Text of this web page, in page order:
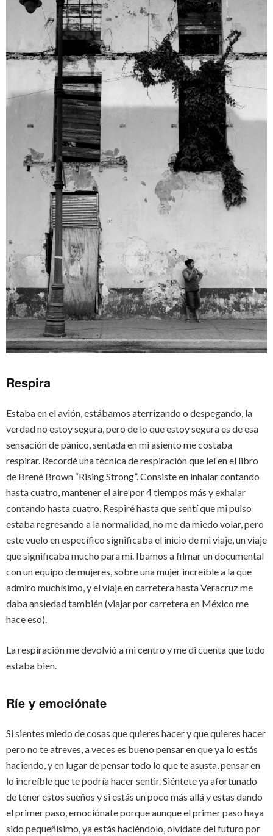
Respira
Estaba en el avión, estábamos aterrizando o despegando, la
verdad no estoy segura, pero de lo que estoy segura es de esa
sensación de pánico, sentada en mi asiento me costaba
respirar. Recordé una técnica de respiración que leí en el libro
de Brené Brown “Rising Strong”. Consiste en inhalar contando
hasta cuatro, mantener el aire por 4 tiempos más y exhalar
contando hasta cuatro. Respiré hasta que sentí que mi pulso
estaba regresando a la normalidad, no me da miedo volar, pero
este vuelo en específico significaba el inicio de mi viaje, un viaje
que significaba mucho para mí. Ibamos a filmar un documental
con un equipo de mujeres, sobre una mujer increíble a la que
admiro muchísimo, y el viaje en carretera hasta Veracruz me
daba ansiedad también (viajar por carretera en México me
hace eso).
La respiración me devolvió a mi centro y me di cuenta que todo
estaba bien.
Ríe y emociónate
Si sientes miedo de cosas que quieres hacer y que quieres hacer
pero no te atreves, a veces es bueno pensar en que ya lo estás
haciendo, y en lugar de pensar todo lo que te asusta, pensar en
lo increíble que te podría hacer sentir. Siéntete ya afortunado
de tener estos sueños y si estás un poco más allá y estas dando
el primer paso, emociónate porque aunque el primer paso haya
sido pequeñísimo, ya estás haciéndolo, olvídate del futuro por